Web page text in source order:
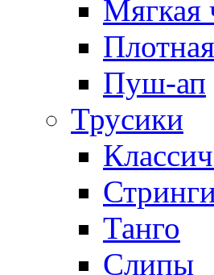
Мягкая
Пуш-ап
Трусики
Танго
Слипы